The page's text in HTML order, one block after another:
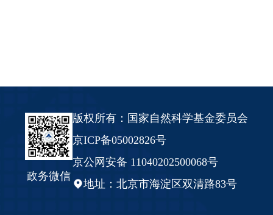
政务微信
版权所有：国家自然科学基金委员会
京ICP备05002826号
京公网安备 11040202500068号
地址：北京市海淀区双清路83号